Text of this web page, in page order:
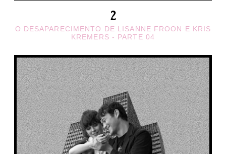
O DESAPARECIMENTO DE LISANNE FROON E KRIS
KREMERS - PARTE 04